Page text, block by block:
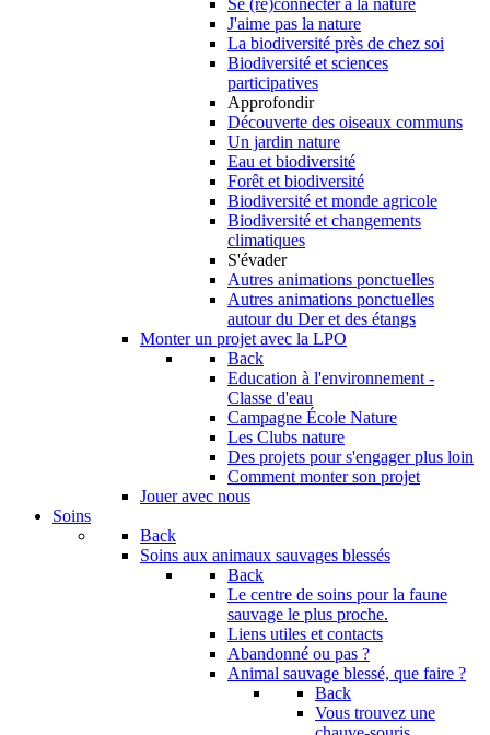
Se (re)connecter à la nature
J'aime pas la nature
La biodiversité près de chez soi
Biodiversité et sciences
participatives
Approfondir
Découverte des oiseaux communs
Un jardin nature
Eau et biodiversité
Forêt et biodiversité
Biodiversité et monde agricole
Biodiversité et changements
climatiques
S'évader
Autres animations ponctuelles
Autres animations ponctuelles
autour du Der et des étangs
Monter un projet avec la LPO
Back
Education à l'environnement -
Classe d'eau
Campagne École Nature
Les Clubs nature
Des projets pour s'engager plus loin
Comment monter son projet
Jouer avec nous
Soins
Back
Soins aux animaux sauvages blessés
Back
Le centre de soins pour la faune
sauvage le plus proche.
Liens utiles et contacts
Abandonné ou pas ?
Animal sauvage blessé, que faire ?
Back
Vous trouvez une